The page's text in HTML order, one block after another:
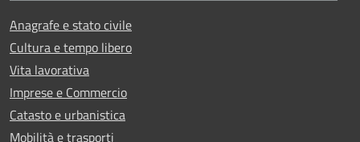
Anagrafe e stato civile
Cultura e tempo libero
Vita lavorativa
Imprese e Commercio
Catasto e urbanistica
Mobilità e trasporti